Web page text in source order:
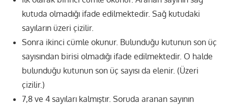
kutuda olmadığı ifade edilmektedir. Sağ kutudaki
sayıların üzeri çizilir.
Sonra ikinci cümle okunur. Bulunduğu kutunun son üç
sayısından birisi olmadığı ifade edilmektedir. O halde
bulunduğu kutunun son üç sayısı da elenir. (Üzeri
çizilir.)
7,8 ve 4 sayıları kalmıştır. Soruda aranan sayının